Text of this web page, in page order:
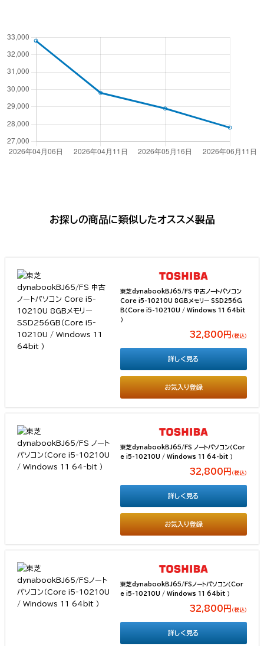
お探しの商品に類似したオススメ製品
東芝dynabookBJ65/FS 中古ノートパソコン
Core i5-10210U 8GBメモリー SSD256G
B（Core i5-10210U / Windows 11 64bit
）
32,800円 （税込）
お気入り登録
詳しく見る
東芝dynabookBJ65/FS ノートパソコン（Cor
e i5-10210U / Windows 11 64-bit ）
32,800円 （税込）
お気入り登録
詳しく見る
東芝dynabookBJ65/FSノートパソコン（Cor
e i5-10210U / Windows 11 64bit ）
32,800円 （税込）
詳しく見る